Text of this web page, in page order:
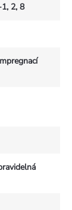
2, 8